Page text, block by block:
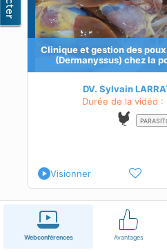
Webconférences Avantages
Clinique et gestion des
(Dermanyssus) chez la
DV. Sylvain
Durée de la vidéo :
Visionner
Français